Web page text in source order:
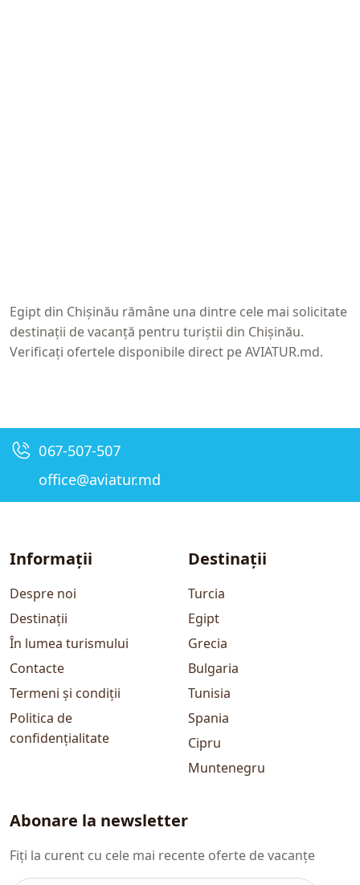
Egipt din Chișinău rămâne una dintre cele mai solicitate
destinații de vacanță pentru turiștii din Chișinău.
Verificați ofertele disponibile direct peAVIATUR.md.
067-507-507
office@aviatur.md
Informații
Despre noi
Destinații
În lumea turismului
Contacte
Termeni și condiții
Politica de
confidențialitate
Destinații
Turcia
Egipt
Grecia
Bulgaria
Tunisia
Spania
Cipru
Muntenegru
Abonare la newsletter
Fiți la curent cu cele mai recente oferte de vacanțe